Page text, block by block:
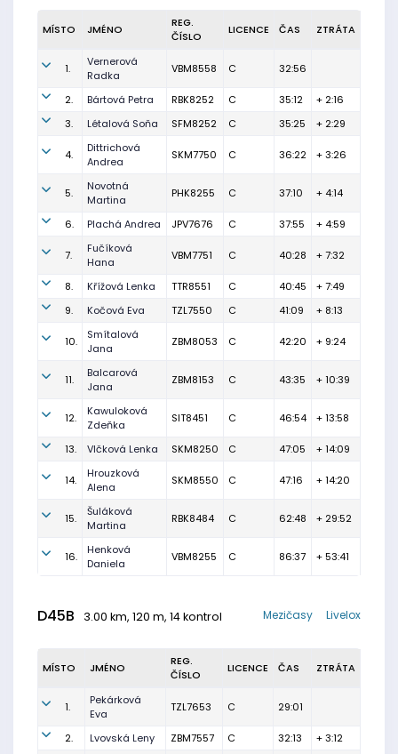
MÍSTO JMÉNO
REG.
ČÍSLO
LICENCE ČAS ZTRÁTA
1.
Vernerová
Radka
VBM8558 C 32:56
2. Bártová Petra RBK8252 C 35:12
+ 2:16
3.
Létalová Soňa SFM8252 C 35:25 + 2:29
4.
Dittrichová
Andrea
SKM7750 C 36:22 + 3:26
5.
Novotná
Martina
PHK8255 C 37:10 + 4:14
6. Plachá Andrea JPV7676 C 37:55 + 4:59
7.
Fučíková
Hana
VBM7751 C 40:28 + 7:32
8. Křížová Lenka TTR8551 C 40:45
+ 7:49
9.
Kočová Eva TZL7550 C 41:09 + 8:13
10.
Smítalová
Jana
ZBM8053 C 42:20 + 9:24
11.
Balcarová
Jana
ZBM8153 C 43:35 + 10:39
12.
Kawuloková
Zdeňka
SIT8451 C 46:54 + 13:58
13. Vlčková Lenka SKM8250 C 47:05 + 14:09
14.
Hrouzková
Alena
SKM8550 C 47:16 + 14:20
15.
Šuláková
Martina
RBK8484 C 62:48 + 29:52
16.
Henková
Daniela
VBM8255 C 86:37 + 53:41
D45B 3.00 km, 120 m, 14 kontrol Livelox
Mezičasy
MÍSTO JMÉNO
REG.
ČÍSLO
LICENCE ČAS ZTRÁTA
1.
Pekárková
Eva
TZL7653 C 29:01
2. Lvovská Leny ZBM7557 C 32:13 + 3:12